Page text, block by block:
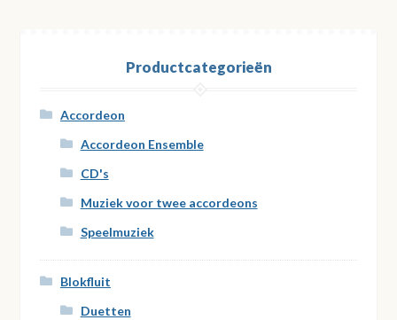
Productcategorieën
Accordeon
Accordeon Ensemble
CD's
Muziek voor twee accordeons
Speelmuziek
Blokfluit
Duetten